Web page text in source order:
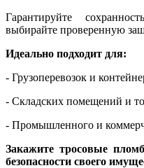
Гарантируйте
выбирайте проверенную
Идеально подходит для:
- Грузоперевозок и
- Складских помещений и
- Промышленного и
Закажите тросовые
безопасности своего